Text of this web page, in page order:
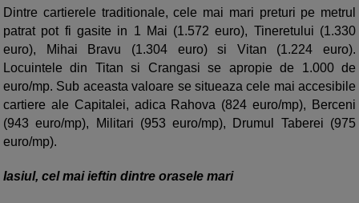
Dintre cartierele traditionale, cele mai mari preturi pe metrul
patrat pot fi gasite in 1 Mai (1.572 euro), Tineretului (1.330
euro), Mihai Bravu (1.304 euro) si Vitan (1.224 euro).
Locuintele din Titan si Crangasi se apropie de 1.000 de
euro/mp. Sub aceasta valoare se situeaza cele mai accesibile
cartiere ale Capitalei, adica Rahova (824 euro/mp), Berceni
(943 euro/mp), Militari (953 euro/mp), Drumul Taberei (975
euro/mp).
Iasiul, cel mai ieftin dintre orasele mari